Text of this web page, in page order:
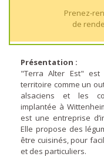
Prenez-
de
Présentation :
"Terra Alter Est"
territoire comme un
alsaciens et les
implantée à
est une entreprise
Elle propose des
être cuisinés, pour
et des particuliers.